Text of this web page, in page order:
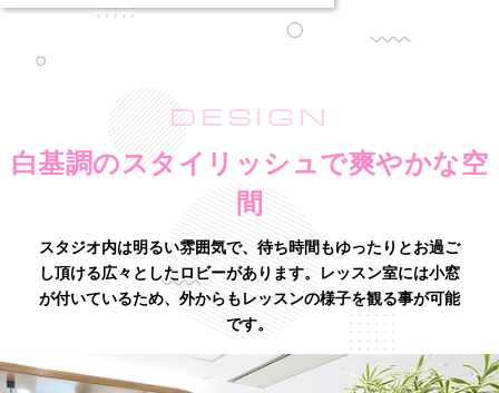
DESIGN
白基調のスタイリッシュで爽やかな空
間
スタジオ内は明るい雰囲気で、待ち時間もゆったりとお過ご
し頂ける広々としたロビーがあります。
レッスン室には小窓
が付いているため、外からもレッスンの様子を観る事が可能
です。